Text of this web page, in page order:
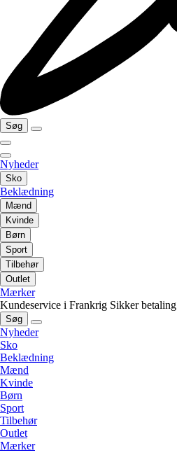
Søg
Nyheder
Sko
Beklædning
Mænd
Kvinde
Børn
Sport
Tilbehør
Outlet
Mærker
Kundeservice i Frankrig Sikker betaling
Søg
Nyheder
Sko
Beklædning
Mænd
Kvinde
Børn
Sport
Tilbehør
Outlet
Mærker